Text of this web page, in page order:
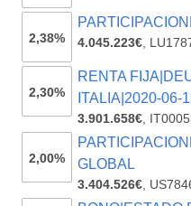
2,38% 4.045.223€,
2,30%
RENTA
ITALIA|2020-06-
3.901.658€,
2,00%
GLOBAL
3.404.526€,